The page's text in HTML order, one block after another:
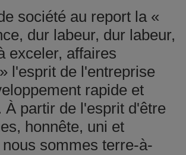
société au report la «
dur labeur, dur labeur,
exceler, affaires
l'esprit de l'entreprise
rapide et
À partir de l'esprit d'être
honnête, uni et
sommes terre-à-